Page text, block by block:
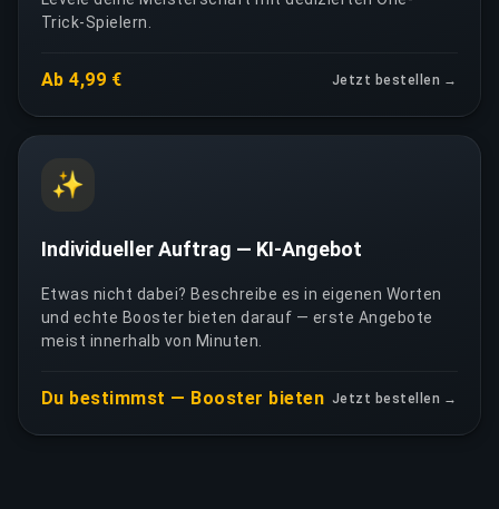
Trick-Spielern.
Ab 4,99 € Jetzt bestellen →
✨
Individueller Auftrag — KI-Angebot
Etwas nicht dabei? Beschreibe es in eigenen Worten
und echte Booster bieten darauf — erste Angebote
meist innerhalb von Minuten.
Du bestimmst — Booster bieten Jetzt bestellen →